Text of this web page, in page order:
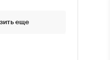
еще